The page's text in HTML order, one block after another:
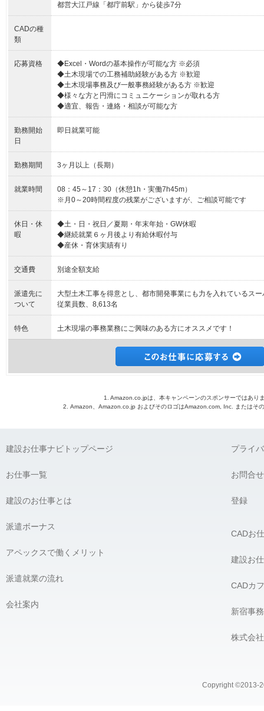
都営大江戸線「都庁前駅」から徒歩7分
CADの種
類
応募資格
◆Excel・Wordの基本操作が可能な方 ※必須
◆土木現場での工務補助経験がある方 ※歓迎
◆土木現場事務及び一般事務経験がある方 ※歓迎
◆様々な方と円滑にコミュニケーションが取れる方
◆適宜、報告・連絡・相談が可能な方
勤務開始
日
即日就業可能
勤務期間 3ヶ月以上（長期）
就業時間
08：45～17：30（休憩1h・実働7h45m）
※月0～20時間程度の残業がございますが、ご相談可能です
休日・休
暇
◆土・日・祝日／夏期・年末年始・GW休暇
◆継続就業６ヶ月後より有給休暇付与
◆産休・育休実績有り
交通費 別途全額支給
派遣先に
ついて
大型土木工事を得意とし、都市開発事業にも力を入れているス
従業員数、8,613名
特色 土木現場の事務業務にご興味のある方にオススメです！
1. Amazon.co.jpは、本キャンペーンのスポンサーではあり
2. Amazon、Amazon.co.jp およびそのロゴはAmazon.com, Inc. またはそ
建設お仕事ナビトップページ
お仕事一覧
建設のお仕事とは
派遣ボーナス
アペックスで働くメリット
派遣就業の流れ
会社案内
プライ
お問合せ
登録
CADお
建設お
CADカ
新宿事
株式会
Copyright ©2013-